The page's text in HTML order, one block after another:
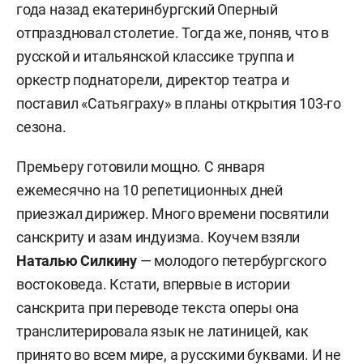
года назад екатеринбургский Оперный
отпраздновал столетие. Тогда же, поняв, что в
русской и итальянской классике труппа и
оркестр поднаторели, директор театра и
поставил «Сатьяграху» в планы открытия 103-го
сезона.
Премьеру готовили мощно. С января
ежемесячно на 10 репетиционных дней
приезжал дирижер. Много времени посвятили
санскриту и азам индуизма. Коучем взяли
Наталью Силкину — молодого петербургского
востоковеда. Кстати, впервые в истории
санскрита при переводе текста оперы она
транслитерировала язык не латиницей, как
принято во всем мире, а русскими буквами. И не